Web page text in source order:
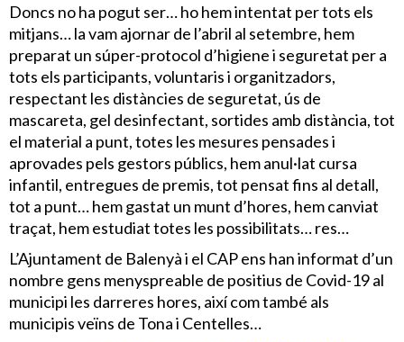
Doncs no ha pogut ser… ho hem intentat per tots els
mitjans… la vam ajornar de l’abril al setembre, hem
preparat un súper-protocol d’higiene i seguretat per a
tots els participants, voluntaris i organitzadors,
respectant les distàncies de seguretat, ús de
mascareta, gel desinfectant, sortides amb distància, tot
el material a punt, totes les mesures pensades i
aprovades pels gestors públics, hem anul·lat cursa
infantil, entregues de premis, tot pensat fins al detall,
tot a punt… hem gastat un munt d’hores, hem canviat
traçat, hem estudiat totes les possibilitats… res…
L’Ajuntament de Balenyà i el CAP ens han informat d’un
nombre gens menyspreable de positius de Covid-19 al
municipi les darreres hores, així com també als
municipis veïns de Tona i Centelles…